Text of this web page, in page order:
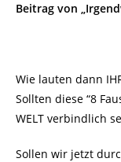
Beitrag von
Wie lauten dann
Sollten diese “8
WELT verbindlich
Sollen wir jetzt